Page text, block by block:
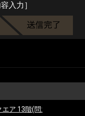
入力］
ア 13階(問: